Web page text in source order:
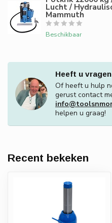
Lucht /
Mammuth
Beschikbaar
Heeft u
Of heeft u hulp
gerust contact
helpen u graag!
Recent bekeken